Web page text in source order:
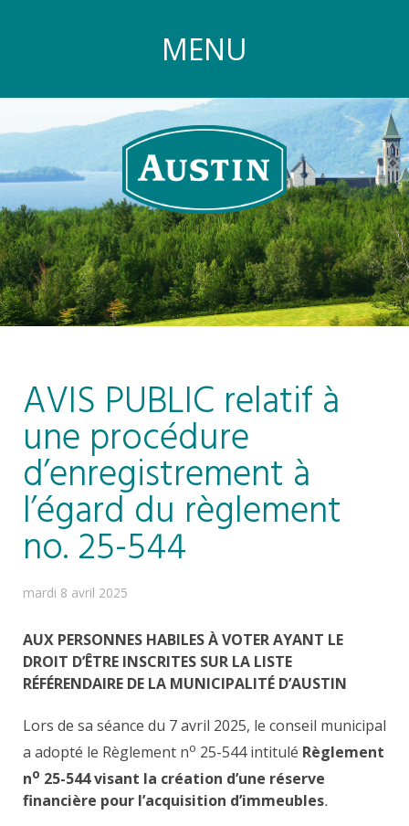
MENU
AVIS PUBLIC relatif à
une procédure
d’enregistrement à
l’égard du règlement
no. 25-544
mardi 8 avril 2025
AUX PERSONNES HABILES À VOTER AYANT LE
DROIT D’ÊTRE INSCRITES SUR LA LISTE
RÉFÉRENDAIRE DE LA MUNICIPALITÉ D’AUSTIN
Lors de sa séance du 7 avril 2025, le conseil municipal
a adopté le Règlement no 25-544 intitulé Règlement
no 25-544 visant la création d’une réserve
financière pour l’acquisition d’immeubles.